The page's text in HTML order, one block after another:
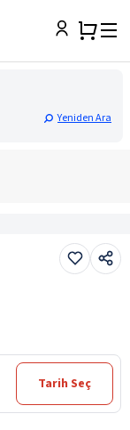
Yeniden Ara
Tarih Seç